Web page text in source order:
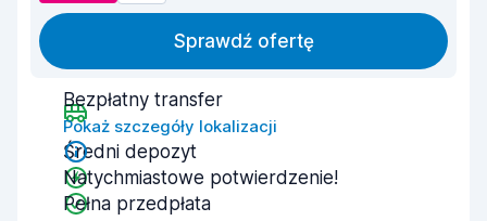
Sprawdź ofertę
Bezpłatny transfer
Pokaż szczegóły lokalizacji
Średni depozyt
Natychmiastowe potwierdzenie!
Pełna przedpłata